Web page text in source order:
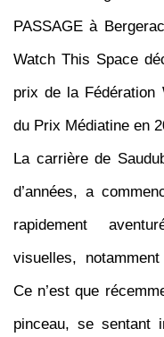
PASSAGE à
Watch This Space
prix de la Fédération
du Prix Médiatine en
La carrière de
d’années, a
rapidement
visuelles,
Ce n’est que
pinceau, se sentant